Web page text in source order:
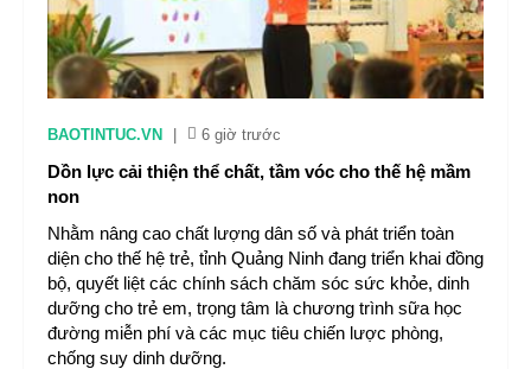
BAOTINTUC.VN 6 giờ trước
Dồn lực cải thiện thể chất, tầm vóc cho thế hệ mầm
non
Nhằm nâng cao chất lượng dân số và phát triển toàn
diện cho thế hệ trẻ, tỉnh Quảng Ninh đang triển khai đồng
bộ, quyết liệt các chính sách chăm sóc sức khỏe, dinh
dưỡng cho trẻ em, trọng tâm là chương trình sữa học
đường miễn phí và các mục tiêu chiến lược phòng,
chống suy dinh dưỡng.